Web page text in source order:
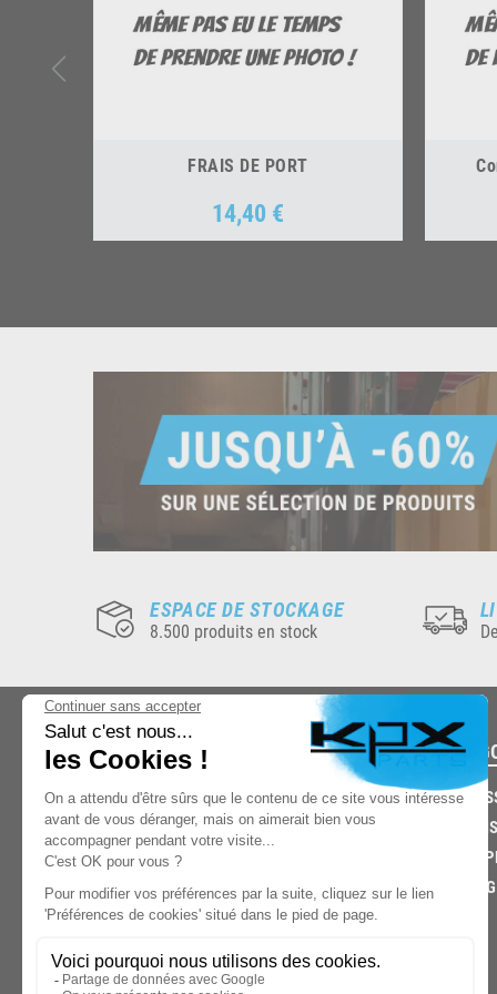
FRAIS DE PORT
Prix
14,40 €
ESPACE DE STOCKAGE
8.500 produits en stock
03.85.32.96.74
© 2026 -KPX PARTS- SITE CRÉÉ PARLET'S CLIC